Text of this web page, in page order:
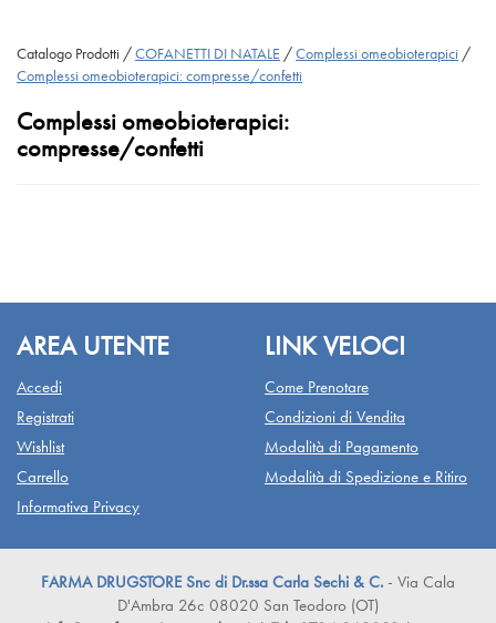
Catalogo Prodotti /COFANETTI DI NATALE /Complessi omeobioterapici /
Complessi omeobioterapici: compresse/confetti
Complessi omeobioterapici:
compresse/confetti
AREA UTENTE
Accedi
Registrati
Wishlist
Carrello
Informativa Privacy
LINK VELOCI
Come Prenotare
Condizioni di Vendita
Modalità di Pagamento
Modalità di Spedizione e Ritiro
FARMA DRUGSTORE Snc di Dr.ssa Carla Sechi & C. - Via Cala
D'Ambra 26c 08020 San Teodoro (OT)